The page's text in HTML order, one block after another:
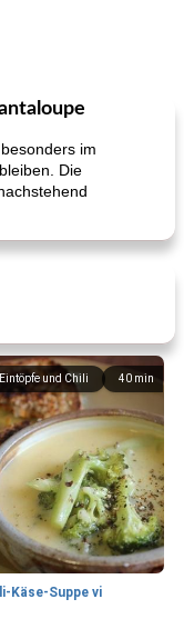
im
Die
40 min
und Chili
Käse-Suppe vi